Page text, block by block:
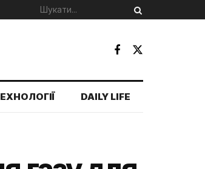
DAILY LIFE